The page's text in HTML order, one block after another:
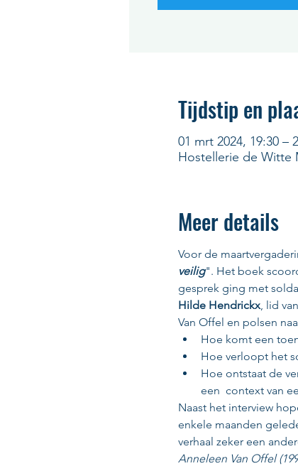
Tijdstip en
01 mrt 2024, 19:30 –
Hostellerie de Witte
Meer details
Voor de
veilig". Het boek
gesprek ging met
Hilde Hendrickx, lid
Van Offel en polsen
Hoe komt een
Hoe verloopt het
Hoe ontstaat de
een  context van
Naast het interview
enkele maanden
verhaal zeker een
Anneleen Van Offel